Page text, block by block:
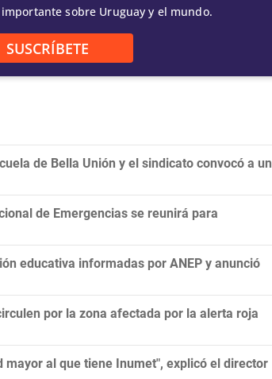
sobre Uruguay y el mundo.
SUSCRÍBETE
de Bella Unión y el sindicato convocó a un
de Emergencias se reunirá para
educativa informadas por ANEP y anunció
por la zona afectada por la alerta roja
al que tiene Inumet", explicó el director